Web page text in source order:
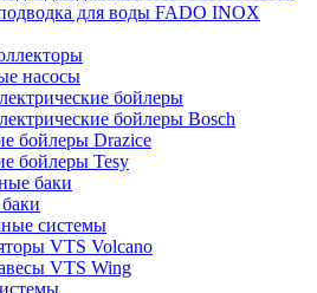
для воды FADO INOX
насосы
бойлеры
бойлеры Bosch
бойлеры Drazice
бойлеры Tesy
баки
системы
VTS Volcano
VTS Wing